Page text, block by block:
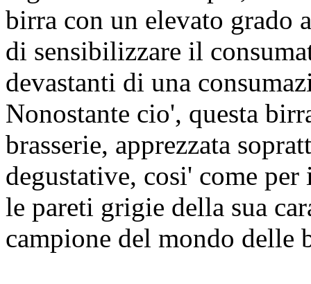
birra con un elevato grado
di sensibilizzare il
devastanti di una
Nonostante cio', questa
brasserie, apprezzata
degustative, cosi' come
le pareti grigie della sua
campione del mondo delle